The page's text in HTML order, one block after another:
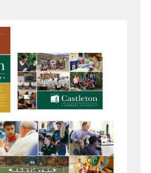
an toàn nhất trên Thế